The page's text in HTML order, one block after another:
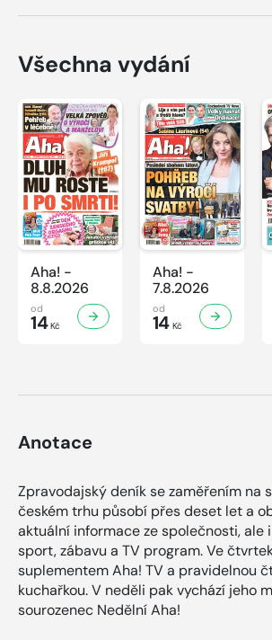
Všechna vydání
Aha! -
8.8.2026
od
14Kč
Aha! -
7.8.2026
od
14Kč
Anotace
Zpravodajský deník se zaměřením na
českém trhu působí přes deset let a
aktuální informace ze společnosti, ale
sport, zábavu a TV program. Ve
suplementem Aha! TV a pravidelnou
kuchařkou. V neděli pak vychází jeho
sourozenec Nedělní Aha!